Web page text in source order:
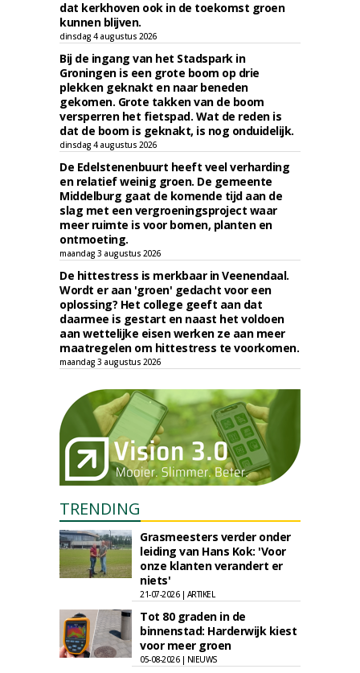
dat kerkhoven ook in de toekomst groen
kunnen blijven.
dinsdag 4 augustus 2026
Bij de ingang van het Stadspark in
Groningen is een grote boom op drie
plekken geknakt en naar beneden
gekomen. Grote takken van de boom
versperren het fietspad. Wat de reden is
dat de boom is geknakt, is nog onduidelijk.
dinsdag 4 augustus 2026
De Edelstenenbuurt heeft veel verharding
en relatief weinig groen. De gemeente
Middelburg gaat de komende tijd aan de
slag met een vergroeningsproject waar
meer ruimte is voor bomen, planten en
ontmoeting.
maandag 3 augustus 2026
De hittestress is merkbaar in Veenendaal.
Wordt er aan 'groen' gedacht voor een
oplossing? Het college geeft aan dat
daarmee is gestart en naast het voldoen
aan wettelijke eisen werken ze aan meer
maatregelen om hittestress te voorkomen.
maandag 3 augustus 2026
TRENDING
Grasmeesters verder onder
leiding van Hans Kok: 'Voor
onze klanten verandert er
niets'
21-07-2026 | ARTIKEL
Tot 80 graden in de
binnenstad: Harderwijk kiest
voor meer groen
05-08-2026 | NIEUWS